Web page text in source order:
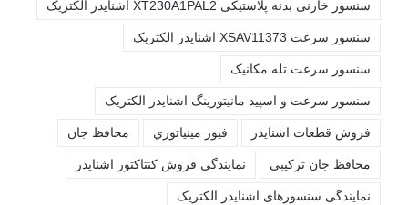
سنسور خازنی بدنه پلاستیکی XT230A1PAL2 اشنایدر الکتریک
سنسور سرعت XSAV11373 اشنایدر الکتریک
سنسور سرعت تله مکانیک
سنسور سرعت و اسپید مانیتورینگ اشنایدر الکتریک
فروش قطعات اشنايدر فيوز مينياتوري محافظ جان
محافظ جان ترکیبی نمايندگي فروش کنتاکتور اشنايدر
نمایندگی سنسورهای اشنایدر الکتریک